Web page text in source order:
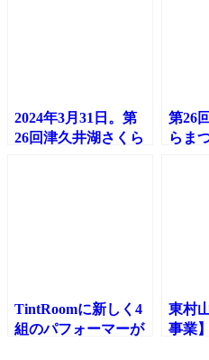
2024年3月31日。第
26回津久井湖さくら
第26
らま
TintRoomに新しく4
組のパフォーマーが
東村
事業